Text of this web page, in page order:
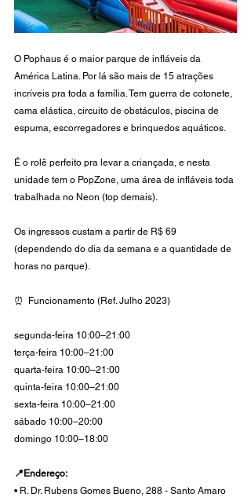
O Pophaus é o maior parque de infláveis da
América Latina. Por lá são mais de 15 atrações
incríveis pra toda a família. Tem guerra de cotonete,
cama elástica, circuito de obstáculos, piscina de
espuma, escorregadores e brinquedos aquáticos.
É o rolê perfeito pra levar a criançada, e nesta
unidade tem o PopZone, uma área de infláveis toda
trabalhada no Neon (top demais).
Os ingressos custam a partir de R$ 69
(dependendo do dia da semana e a quantidade de
horas no parque).
⏰  Funcionamento (Ref. Julho 2023)
segunda-feira 10:00–21:00
terça-feira 10:00–21:00
quarta-feira 10:00–21:00
quinta-feira 10:00–21:00
sexta-feira 10:00–21:00
sábado 10:00–20:00
domingo 10:00–18:00
📍Endereço:
• R. Dr. Rubens Gomes Bueno, 288 - Santo Amaro